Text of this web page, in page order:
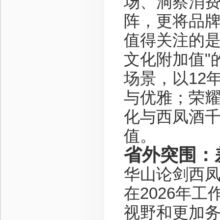
阵，更将品
值得关注的
文化附加值"
场景，以12
与优雅；荣
化与西凤酒
值。
省外突围
华山论剑西
在2026年工
视野和更加